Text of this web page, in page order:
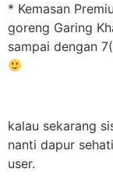
* Kemasan
goreng Garing
sampai dengan
kalau sekarang
nanti dapur
user.